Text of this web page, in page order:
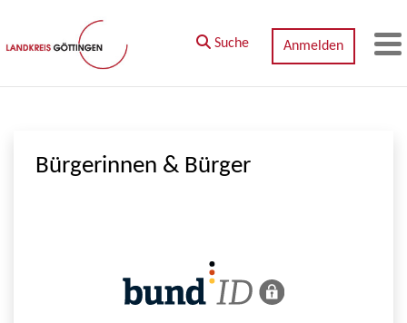
Zum Hauptinhalt springen
Suche Anmelden
Bürgerinnen & Bürger